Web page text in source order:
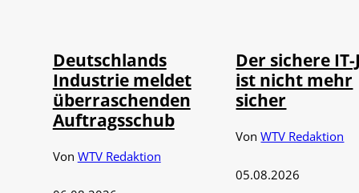
Deutschlands
Industrie meldet
überraschenden
Auftragsschub
Von WTV Redaktion
Der sichere IT-
ist nicht mehr
sicher
VonWTV Redaktion
05.08.2026